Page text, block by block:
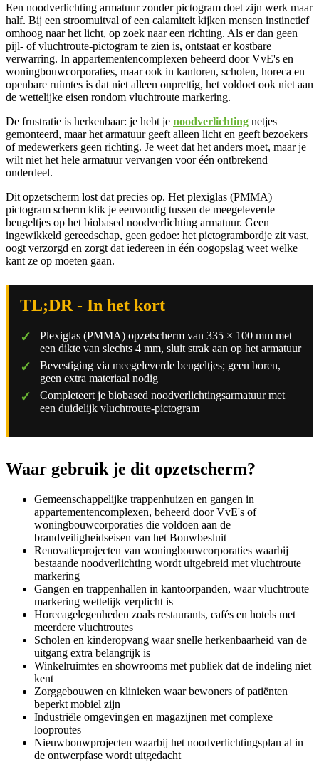
Een noodverlichting armatuur zonder pictogram doet zijn werk maar
half. Bij een stroomuitval of een calamiteit kijken mensen instinctief
omhoog naar het licht, op zoek naar een richting. Als er dan geen
pijl- of vluchtroute-pictogram te zien is, ontstaat er kostbare
verwarring. In appartementencomplexen beheerd door VvE's en
woningbouwcorporaties, maar ook in kantoren, scholen, horeca en
openbare ruimtes is dat niet alleen onprettig, het voldoet ook niet aan
de wettelijke eisen rondom vluchtroute markering.
De frustratie is herkenbaar: je hebt je noodverlichting netjes
gemonteerd, maar het armatuur geeft alleen licht en geeft bezoekers
of medewerkers geen richting. Je weet dat het anders moet, maar je
wilt niet het hele armatuur vervangen voor één ontbrekend
onderdeel.
Dit opzetscherm lost dat precies op. Het plexiglas (PMMA)
pictogram scherm klik je eenvoudig tussen de meegeleverde
beugeltjes op het biobased noodverlichting armatuur. Geen
ingewikkeld gereedschap, geen gedoe: het pictogrambordje zit vast,
oogt verzorgd en zorgt dat iedereen in één oogopslag weet welke
kant ze op moeten gaan.
TL;DR - In het kort
Plexiglas (PMMA) opzetscherm van 335 × 100 mm met
een dikte van slechts 4 mm, sluit strak aan op het armatuur
Bevestiging via meegeleverde beugeltjes; geen boren,
geen extra materiaal nodig
Completeert je biobased noodverlichtingsarmatuur met
een duidelijk vluchtroute-pictogram
Waar gebruik je dit opzetscherm?
Gemeenschappelijke trappenhuizen en gangen in
appartementencomplexen, beheerd door VvE's of
woningbouwcorporaties die voldoen aan de
brandveiligheidseisen van het Bouwbesluit
Renovatieprojecten van woningbouwcorporaties waarbij
bestaande noodverlichting wordt uitgebreid met vluchtroute
markering
Gangen en trappenhallen in kantoorpanden, waar vluchtroute
markering wettelijk verplicht is
Horecagelegenheden zoals restaurants, cafés en hotels met
meerdere vluchtroutes
Scholen en kinderopvang waar snelle herkenbaarheid van de
uitgang extra belangrijk is
Winkelruimtes en showrooms met publiek dat de indeling niet
kent
Zorggebouwen en klinieken waar bewoners of patiënten
beperkt mobiel zijn
Industriële omgevingen en magazijnen met complexe
looproutes
Nieuwbouwprojecten waarbij het noodverlichtingsplan al in
de ontwerpfase wordt uitgedacht